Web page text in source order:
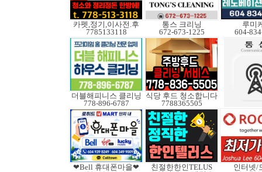
카펫,정기,이사전.후
7785133118
통스 크리닝
672-673-1225
루미
604-
더블해피니스 클리닝
778-896-6787
식당 후드 청소합니다
7788365505
❤Bell 휴대폰마을❤
친절한한인TELUS
인터넷/